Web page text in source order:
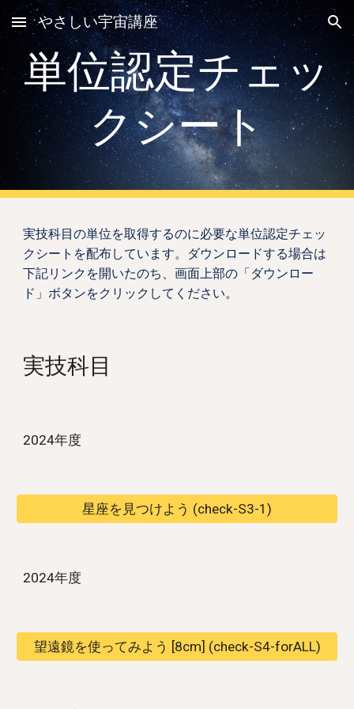
Skip to main content Skip to navigation
やさしい宇宙講座
単位認定チェッ
クシート
実技科目の単位を取得するのに必要な単位認定チェッ
クシート を配布しています。ダウンロードする場合は
下記リンクを開いたのち、画面上部の「ダウンロー
ド」ボタンをクリックしてください。
実技科目
2024年度
星座を見つけよう (check-S3-1)
2024年度
望遠鏡を使ってみよう [8cm] (check-S4-forALL)